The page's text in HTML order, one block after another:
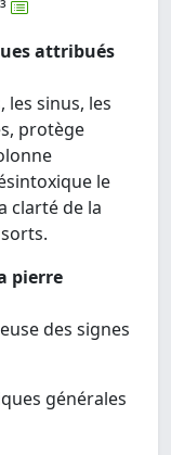
attribués
les sinus, les
protège
le
clarté de la
pierre
des signes
générales